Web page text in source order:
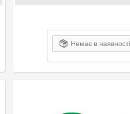
Немає в наявності